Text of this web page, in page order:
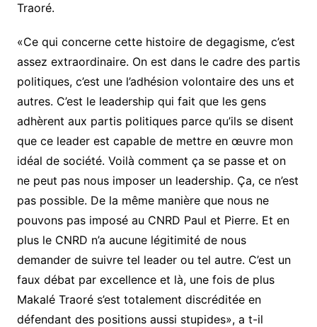
Traoré.
«Ce qui concerne cette histoire de degagisme, c’est
assez extraordinaire. On est dans le cadre des partis
politiques, c’est une l’adhésion volontaire des uns et
autres. C’est le leadership qui fait que les gens
adhèrent aux partis politiques parce qu’ils se disent
que ce leader est capable de mettre en œuvre mon
idéal de société. Voilà comment ça se passe et on
ne peut pas nous imposer un leadership. Ça, ce n’est
pas possible. De la même manière que nous ne
pouvons pas imposé au CNRD Paul et Pierre. Et en
plus le CNRD n’a aucune légitimité de nous
demander de suivre tel leader ou tel autre. C’est un
faux débat par excellence et là, une fois de plus
Makalé Traoré s’est totalement discréditée en
défendant des positions aussi stupides», a t-il